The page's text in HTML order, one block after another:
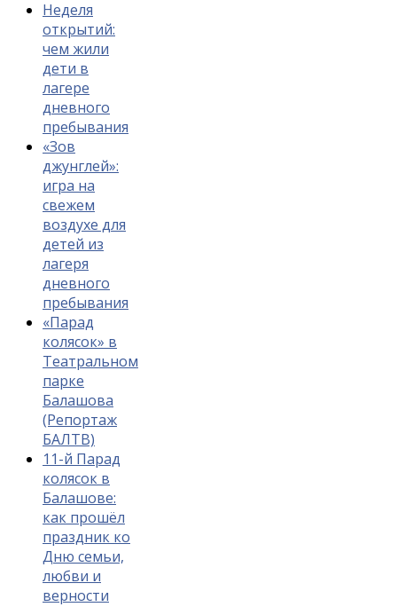
Неделя
открытий:
чем жили
дети в
лагере
дневного
пребывания
«Зов
джунглей»:
игра на
свежем
воздухе для
детей из
лагеря
дневного
пребывания
«Парад
колясок» в
Театральном
парке
Балашова
(Репортаж
БАЛТВ)
11-й Парад
колясок в
Балашове:
как прошёл
праздник ко
Дню семьи,
любви и
верности